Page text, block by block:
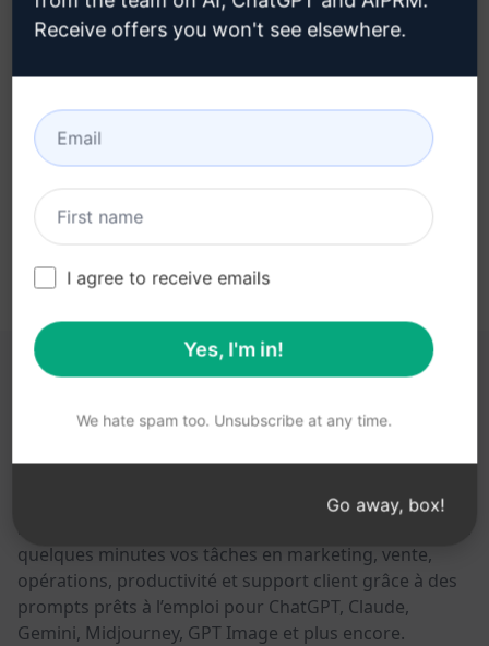
Étape 3 : Utiliser l'invite dans votre
Essayez l'invite maintenant sur ChatGPT
CES LIENS PEUVENT VOUS ÊTRE UTILES
AIPRM est un outil de gestion de prompts et une
quelques minutes vos tâches en marketing, vente,
opérations, productivité et support client grâce à des
prompts prêts à l’emploi pour ChatGPT, Claude,
Gemini, Midjourney, GPT Image et plus encore.
Receive offers you won't see elsewhere.
I agree to receive emails
Yes, I'm in!
We hate spam too. Unsubscribe at any time.
Go away, box!